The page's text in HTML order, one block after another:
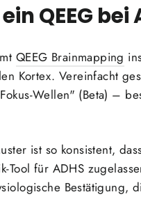
QEEG bei
QEEG Brainmapping
Kortex. Vereinfacht
Wellen" (Beta) –
ist so konsistent,
Tool für ADHS
Bestätigung,